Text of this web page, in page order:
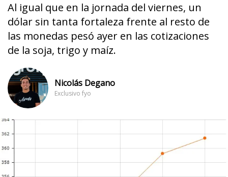
Al igual que en la jornada del viernes, un
dólar sin tanta fortaleza frente al resto de
las monedas pesó ayer en las cotizaciones
de la soja, trigo y maíz.
Nicolás Degano
Exclusivo fyo